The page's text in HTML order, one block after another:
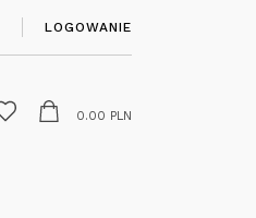
LOGOWANIE
0.00 PLN